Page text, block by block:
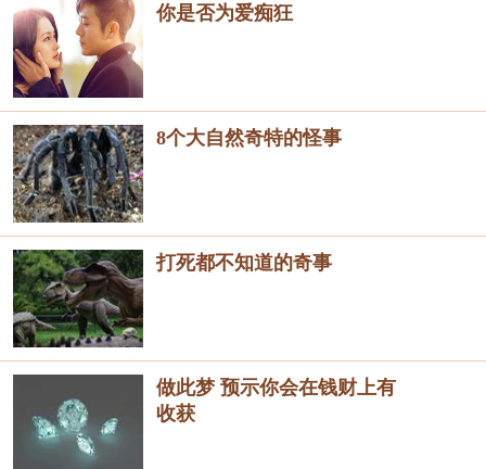
你是否为爱痴狂
8个大自然奇特的怪事
打死都不知道的奇事
做此梦 预示你会在钱财上有
收获